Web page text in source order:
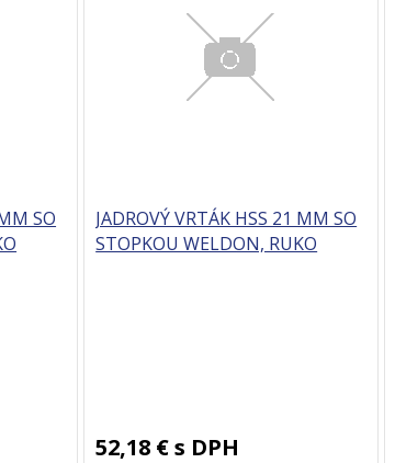
SO
JADROVÝ VRTÁK HSS 21 MM SO
STOPKOU WELDON, RUKO
52,18 €s DPH